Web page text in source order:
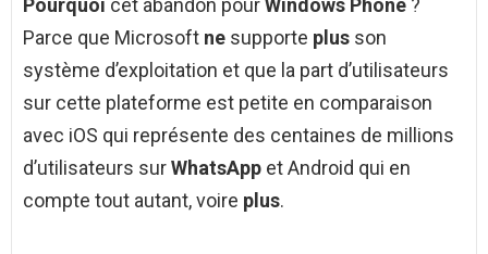
Pourquoi cet abandon pourWindows Phone ?
Parce que Microsoft ne supporte plus son
système d’exploitation et que la part d’utilisateurs
sur cette plateforme est petite en comparaison
avec iOS qui représente des centaines de millions
d’utilisateurs surWhatsApp et Android qui en
compte tout autant, voire plus.